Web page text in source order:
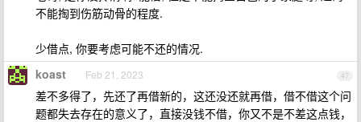
不能掏到伤筋动骨的程度.
少借点, 你要考虑可能不还的情况.
47
koast Feb 21, 2023
差不多得了，先还了再借新的，这还没还就再借，借不借这个问
题都失去存在的意义了，直接没钱不借，你又不是不差这点钱，